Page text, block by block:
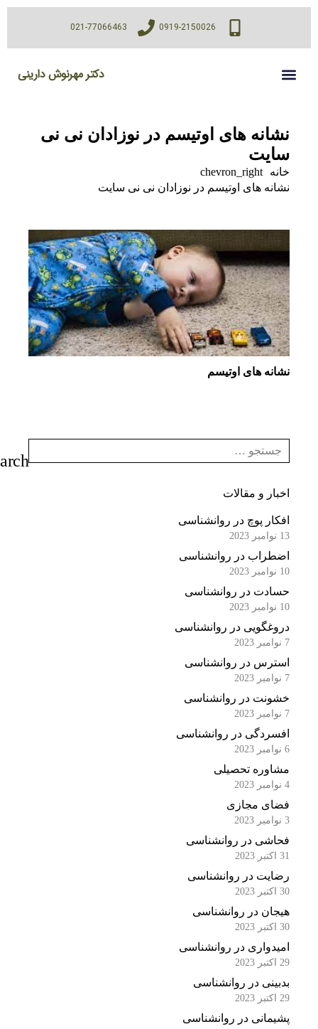
0919-2150026
021-77066463
دکتر مهرنوش دارینی
نشانه های اوتیسم در نوزادان نی نی
سایت
chevron_right
نشانه های اوتیسم در نوزادان نی نی سایت
نشانه های اوتیسم
اخبار و مقالات
افکار پوچ در روانشناسی
اضطراب در روانشناسی
حسادت در روانشناسی
دروغگویی در روانشناسی
استرس در روانشناسی
خشونت در روانشناسی
افسردگی در روانشناسی
مشاوره تحصیلی
فضای مجازی
فحاشی در روانشناسی
رضایت در روانشناسی
هیجان در روانشناسی
امیدواری در روانشناسی
بدبینی در روانشناسی
پشیمانی در روانشناسی